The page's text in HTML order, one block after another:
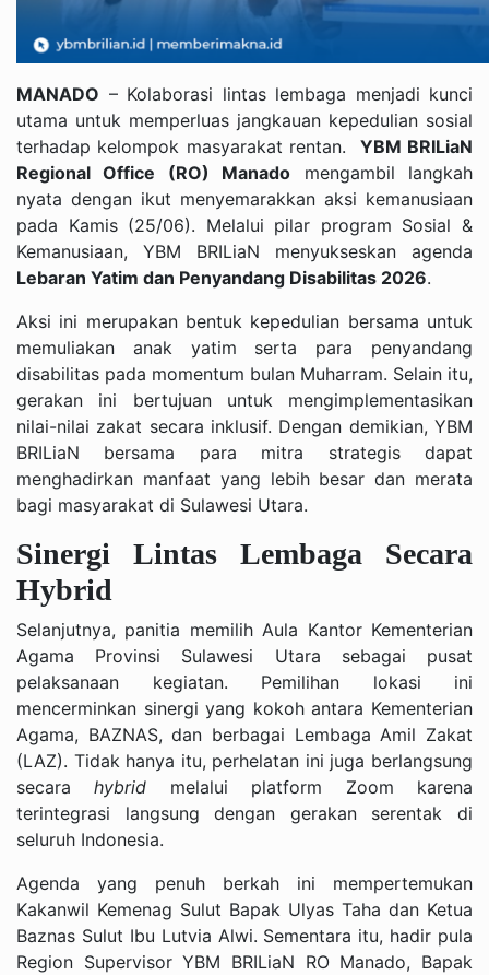
MANADO – Kolaborasi lintas lembaga menjadi kunci
utama untuk memperluas jangkauan kepedulian sosial
terhadap kelompok masyarakat rentan. YBM BRILiaN
Regional Office (RO) Manado mengambil langkah
nyata dengan ikut menyemarakkan aksi kemanusiaan
pada Kamis (25/06). Melalui pilar program Sosial &
Kemanusiaan, YBM BRILiaN menyukseskan agenda
Lebaran Yatim dan Penyandang Disabilitas 2026.
Aksi ini merupakan bentuk kepedulian bersama untuk
memuliakan anak yatim serta para penyandang
disabilitas pada momentum bulan Muharram. Selain itu,
gerakan ini bertujuan untuk mengimplementasikan
nilai-nilai zakat secara inklusif. Dengan demikian, YBM
BRILiaN bersama para mitra strategis dapat
menghadirkan manfaat yang lebih besar dan merata
bagi masyarakat di Sulawesi Utara.
Sinergi Lintas Lembaga Secara
Hybrid
Selanjutnya, panitia memilih Aula Kantor Kementerian
Agama Provinsi Sulawesi Utara sebagai pusat
pelaksanaan kegiatan. Pemilihan lokasi ini
mencerminkan sinergi yang kokoh antara Kementerian
Agama, BAZNAS, dan berbagai Lembaga Amil Zakat
(LAZ). Tidak hanya itu, perhelatan ini juga berlangsung
secarahybrid melalui platform Zoom karena
terintegrasi langsung dengan gerakan serentak di
seluruh Indonesia.
Agenda yang penuh berkah ini mempertemukan
Kakanwil Kemenag Sulut Bapak Ulyas Taha dan Ketua
Baznas Sulut Ibu Lutvia Alwi. Sementara itu, hadir pula
Region Supervisor YBM BRILiaN RO Manado, Bapak